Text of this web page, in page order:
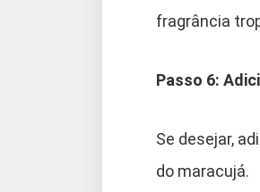
fragrância
Passo 6:
Se desejar,
do maracujá.